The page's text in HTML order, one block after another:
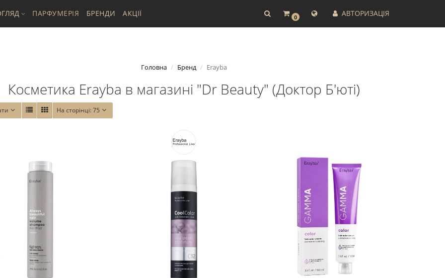
0 АВТОРИЗАЦІЯ
ПАРФУМЕРІЯ БРЕНДИ АКЦІЇ
Головна Бренд Erayba
Косметика Erayba в магазині "Dr Beauty" (Доктор Б'юті)
На сторінці:75